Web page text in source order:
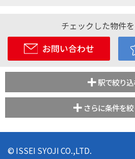
チェックした物件
お問い合わせ
駅で絞り
さらに条件を
© ISSEI SYOJI CO.,LTD.